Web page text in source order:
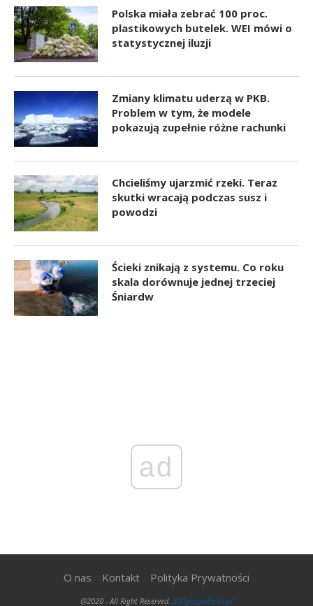
Polska miała zebrać 100 proc.
plastikowych butelek. WEI mówi o
statystycznej iluzji
Zmiany klimatu uderzą w PKB.
Problem w tym, że modele
pokazują zupełnie różne rachunki
Chcieliśmy ujarzmić rzeki. Teraz
skutki wracają podczas susz i
powodzi
Ścieki znikają z systemu. Co roku
skala dorównuje jednej trzeciej
Śniardw
ad
O nas Kontakt Polityka Prywatności
@2020 - All Right Reserved. 300gospodarka.pl